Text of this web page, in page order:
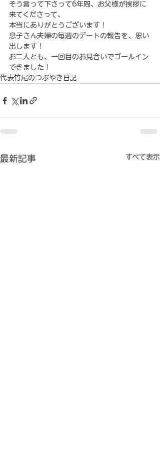
そう言って下さって6年間、お父様が挨拶に
来てくださって、
本当にありがとうございます！
息子さん夫婦の毎週のデートの報告を、思い
出します！
お二人とも、一回目のお見合いでゴールイン
できました！
代表竹尾のつぶやき日記
最新記事 すべて表示